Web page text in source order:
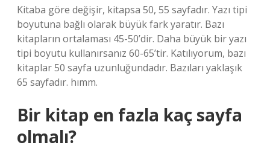
Kitaba göre değişir, kitapsa 50, 55 sayfadır. Yazı tipi
boyutuna bağlı olarak büyük fark yaratır. Bazı
kitapların ortalaması 45-50’dir. Daha büyük bir yazı
tipi boyutu kullanırsanız 60-65’tir. Katılıyorum, bazı
kitaplar 50 sayfa uzunluğundadır. Bazıları yaklaşık
65 sayfadır. hımm.
Bir kitap en fazla kaç sayfa
olmalı?